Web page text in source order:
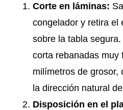
Corte en láminas:
congelador y retira el
sobre la tabla
corta rebanadas muy
milímetros de grosor,
la dirección natural
Disposición en el